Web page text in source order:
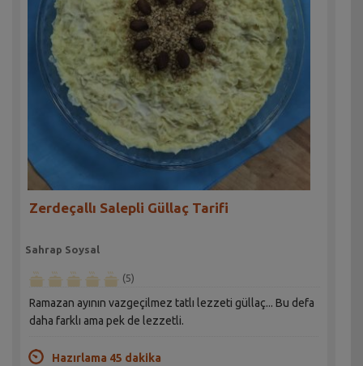
Zerdeçallı Salepli Güllaç Tarifi
Sahrap Soysal
(5)
Ramazan ayının vazgeçilmez tatlı lezzeti güllaç... Bu defa
daha farklı ama pek de lezzetli.
Hazırlama 45 dakika